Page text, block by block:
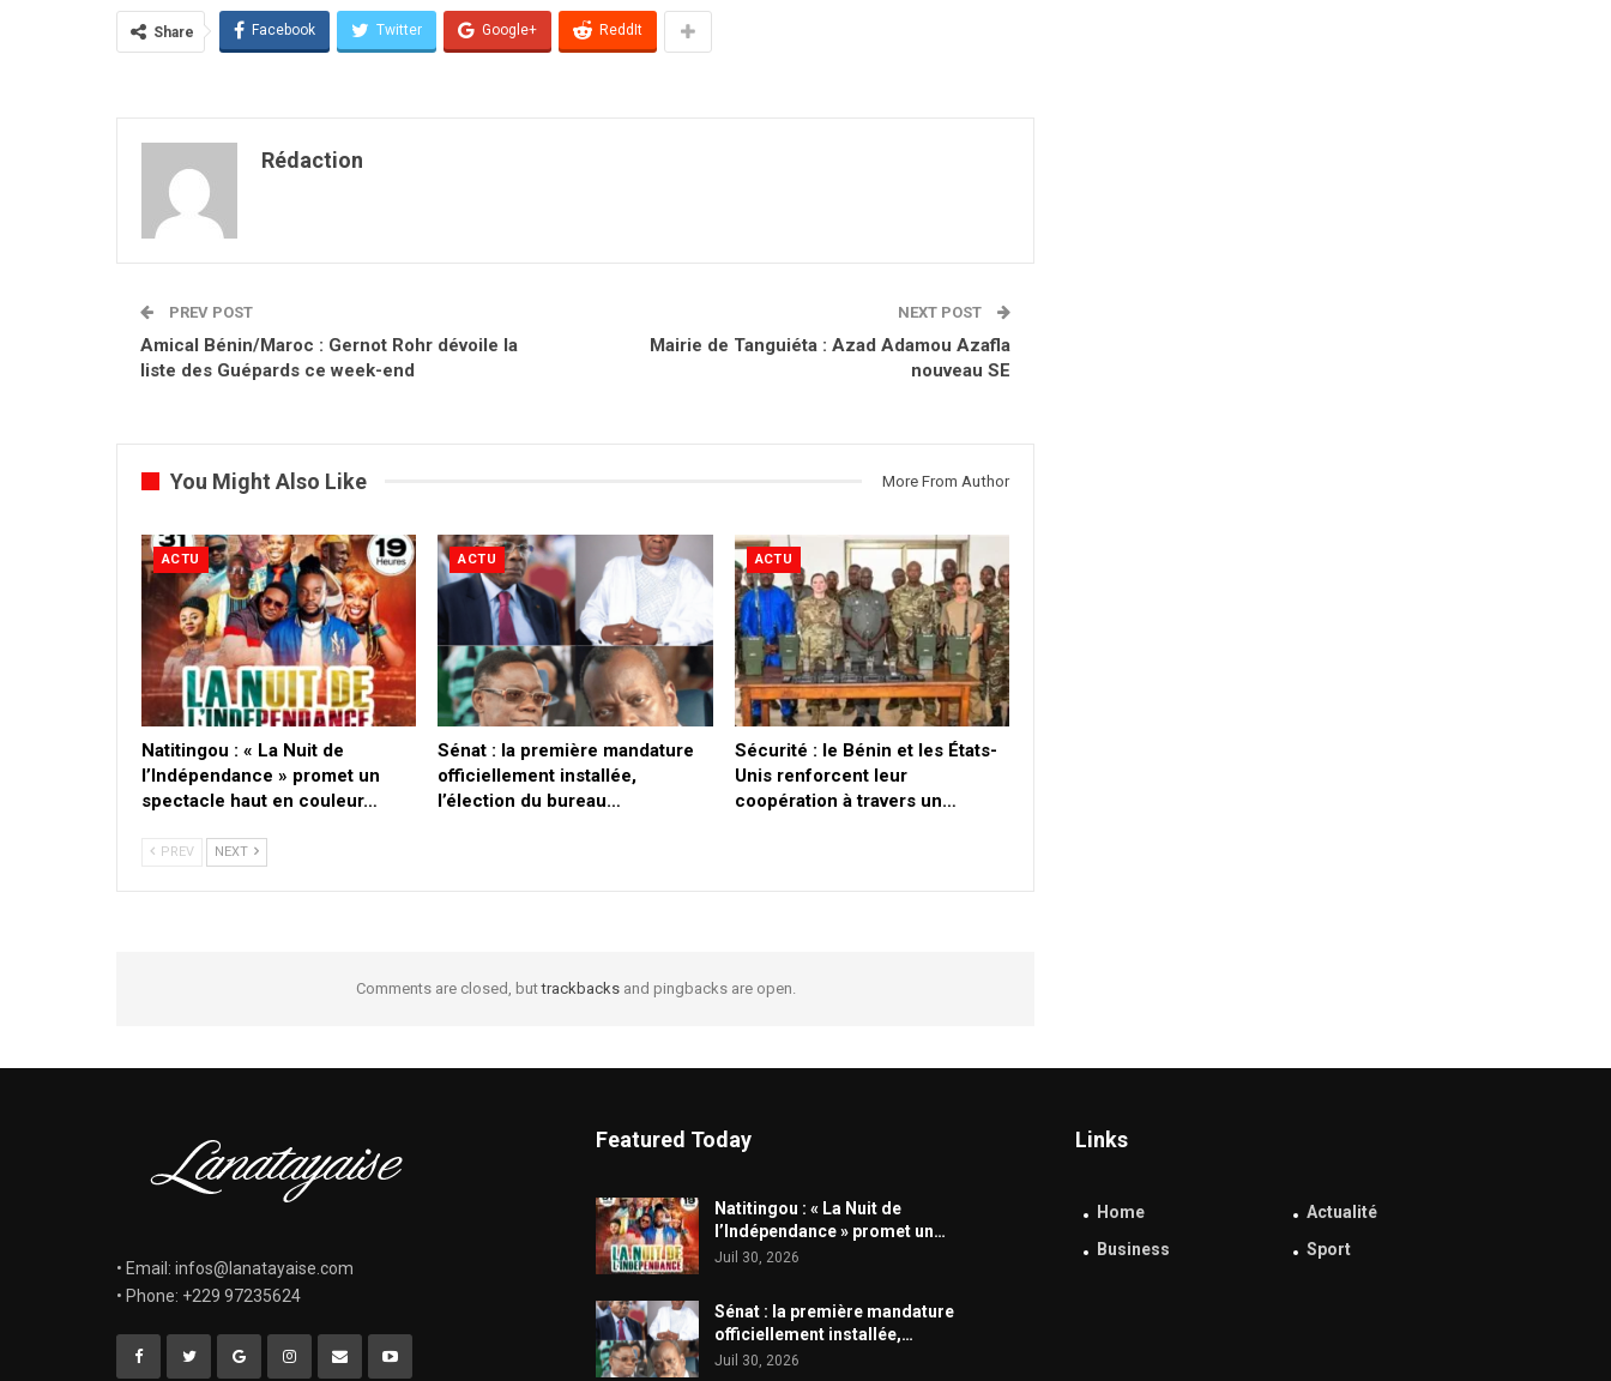
Share Facebook Twitter Google+ ReddIt
Rédaction
PREV POST
Amical Bénin/Maroc : Gernot Rohr dévoile la
liste des Guépards ce week-end
NEXT POST
Mairie de Tanguiéta : Azad Adamou Azafla
nouveau SE
You Might Also Like More From Author
ACTU
​Natitingou : « La Nuit de
l’Indépendance » promet un
spectacle haut en couleur…
ACTU
Sénat : la première mandature
officiellement installée,
l’élection du bureau…
ACTU
Sécurité : le Bénin et les États-
Unis renforcent leur
coopération à travers un…
PREV NEXT
Comments are closed, buttrackbacksand pingbacks are open.
• Email: infos@lanatayaise.com
• Phone: +229 97235624
Featured Today
​Natitingou : « La Nuit de
l’Indépendance » promet un…
Juil 30, 2026
Sénat : la première mandature
officiellement installée,…
Juil 30, 2026
Links
Home
Actualité
Business
Sport